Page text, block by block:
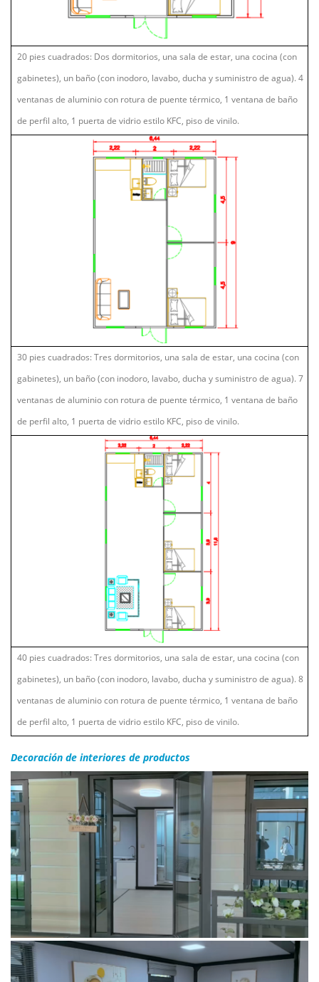
20 pies cuadrados: Dos dormitorios, una sala de estar, una cocina (con
gabinetes), un baño (con inodoro, lavabo, ducha y suministro de agua). 4
ventanas de aluminio con rotura de puente térmico, 1 ventana de baño
de perfil alto, 1 puerta de vidrio estilo KFC, piso de vinilo.
30 pies cuadrados: Tres dormitorios, una sala de estar, una cocina (con
gabinetes), un baño (con inodoro, lavabo, ducha y suministro de agua). 7
ventanas de aluminio con rotura de puente térmico, 1 ventana de baño
de perfil alto, 1 puerta de vidrio estilo KFC, piso de vinilo.
40 pies cuadrados: Tres dormitorios, una sala de estar, una cocina (con
gabinetes), un baño (con inodoro, lavabo, ducha y suministro de agua). 8
ventanas de aluminio con rotura de puente térmico, 1 ventana de baño
de perfil alto, 1 puerta de vidrio estilo KFC, piso de vinilo.
Decoración de interiores de productos